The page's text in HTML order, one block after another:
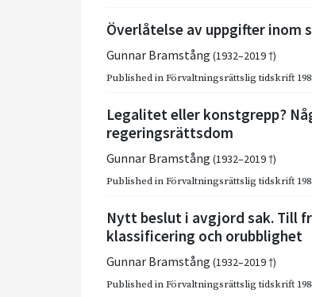
Överlåtelse av uppgifter
Gunnar Bramstång (1932–2019 †)
Published inFörvaltningsrättslig tidskrift
Legalitet eller konstgrepp?
regeringsrättsdom
Gunnar Bramstång (1932–2019 †)
Published inFörvaltningsrättslig tidskrift
Nytt beslut i avgjord sak. Till
klassificering och orubblighet
Gunnar Bramstång (1932–2019 †)
Published inFörvaltningsrättslig tidskrift